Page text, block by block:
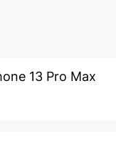
13 Pro Max